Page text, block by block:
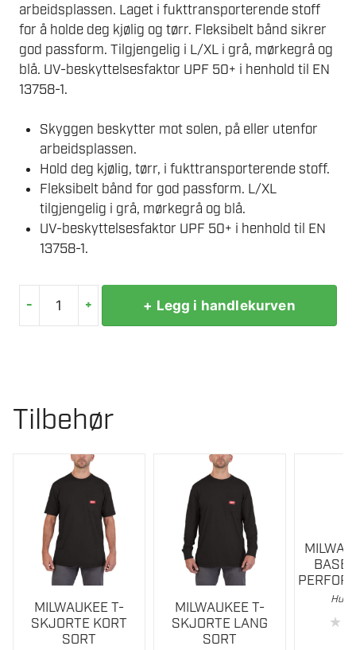
arbeidsplassen. Laget i fukttransporterende stoff
for å holde deg kjølig og tørr. Fleksibelt bånd sikrer
god passform. Tilgjengelig i L/XL i grå, mørkegrå og
blå. UV-beskyttelsesfaktor UPF 50+ i henhold til EN
13758-1.
Skyggen beskytter mot solen, på eller utenfor
arbeidsplassen.
Hold deg kjølig, tørr, i fukttransporterende stoff.
Fleksibelt bånd for god passform. L/XL
tilgjengelig i grå, mørkegrå og blå.
UV-beskyttelsesfaktor UPF 50+ i henhold til EN
13758-1.
-
MILWAUKEE
L/XL
antall
+ + Legg i handlekurven
Tilbehør
MILWAUKEE T-
SKJORTE KORT
SORT
Dette
produktet
MILWAUKEE T-
SKJORTE LANG
SORT
Dette
produktet
★